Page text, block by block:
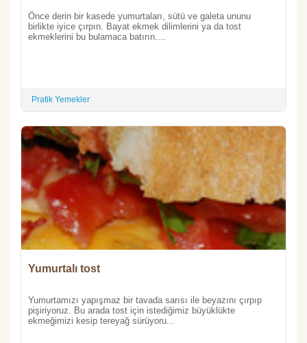
Önce derin bir kasede yumurtaları, sütü ve galeta ununu
birlikte iyice çırpın. Bayat ekmek dilimlerini ya da tost
ekmeklerini bu bulamaca batırın....
Pratik Yemekler
Yumurtalı tost
Yumurtamızı yapışmaz bir tavada sarısı ile beyazını çırpıp
pişiriyoruz. Bu arada tost için istediğimiz büyüklükte
ekmeğimizi kesip tereyağ sürüyoru...